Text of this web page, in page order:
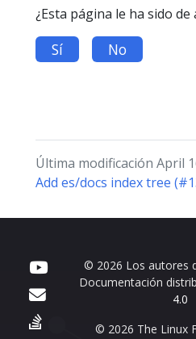
¿Esta página le ha sido de
Sí No
Última modificación April
Add es/docs index tree
© 2026 Los autores
Documentación
4.0
© 2026 The Linux